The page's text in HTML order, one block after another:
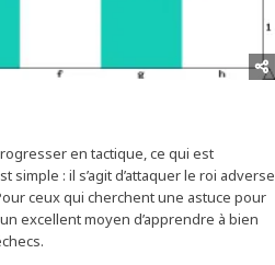
en tactique, ce qui est
simple : il s’agit d’attaquer le roi adverse
ceux qui cherchent une astuce pour
excellent moyen d’apprendre à bien